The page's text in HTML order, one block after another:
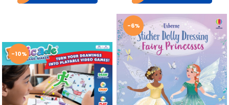
-10%
-6%